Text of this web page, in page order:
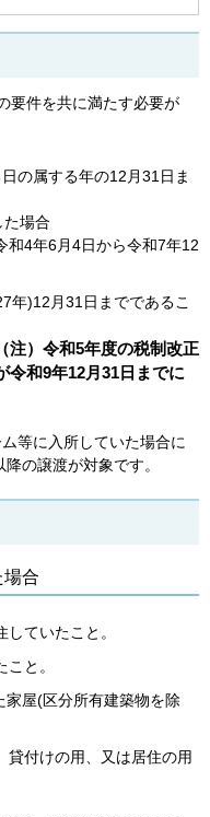
要件を共に満たす必要が
の属する年の12月31日ま
場合
4年6月4日から令和7年12
年)12月31日までであるこ
（注）令和5年度の税制改正
令和9年12月31日までに
等に入所していた場合に
の譲渡が対象です。
合
ていたこと。
と。
屋(区分所有建築物を除
貸付けの用、又は居住の用